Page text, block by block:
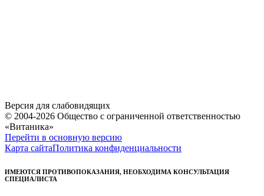
Версия для слабовидящих
© 2004-2026 Общество с ограниченной ответственностью
«Витаника»
Перейти в основную версию
Карта сайтаПолитика конфиденциальности
ИМЕЮТСЯ ПРОТИВОПОКАЗАНИЯ, НЕОБХОДИМА КОНСУЛЬТАЦИЯ
СПЕЦИАЛИСТА